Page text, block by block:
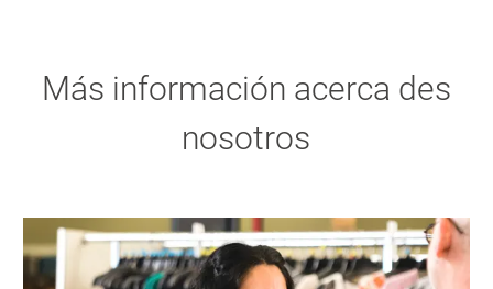
Más información acerca des
nosotros